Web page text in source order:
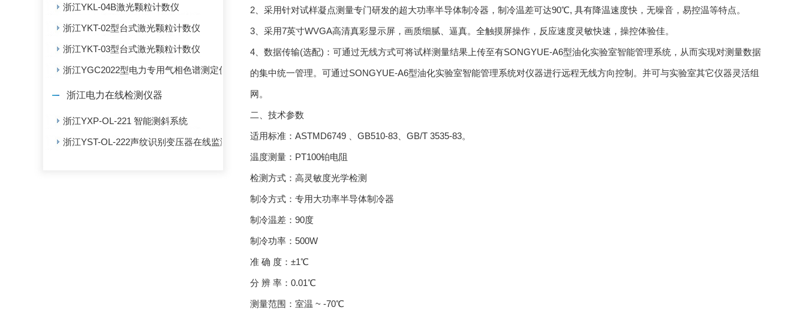
浙江YKL-04B激光颗粒计数仪
浙江YKT-02型台式激光颗粒计数仪
浙江YKT-03型台式激光颗粒计数仪
浙江YGC2022型电力专用气相色谱测定仪
浙江电力在线检测仪器
浙江YXP-OL-221 智能测斜系统
浙江YST-OL-222声纹识别变压器在线监测系统
2、采用针对试样凝点测量专门研发的超大功率半导体制冷器，制冷温差可达90℃, 具有降温速度快，无噪音，易控温等特点。
3、采用7英寸WVGA高清真彩显示屏，画质细腻、逼真。全触摸屏操作，反应速度灵敏快速，操控体验佳。
4、数据传输(选配)：可通过无线方式可将试样测量结果上传至有SONGYUE-A6型油化实验室智能管理系统，从而实现对测量数据
的集中统一管理。可通过SONGYUE-A6型油化实验室智能管理系统对仪器进行远程无线方向控制。并可与实验室其它仪器灵活组
网。
二、技术参数
适用标准：ASTMD6749 、GB510-83、GB/T 3535-83。
温度测量：PT100铂电阻
检测方式：高灵敏度光学检测
制冷方式：专用大功率半导体制冷器
制冷温差：90度
制冷功率：500W
准 确 度：±1℃
分 辨 率：0.01℃
测量范围：室温 ~ -70℃